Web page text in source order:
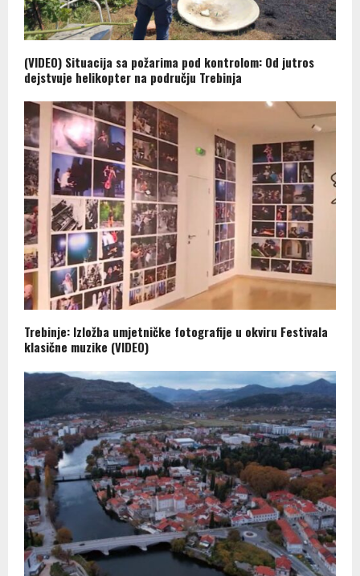
(VIDEO) Situacija sa požarima pod kontrolom: Od jutros
dejstvuje helikopter na području Trebinja
Trebinje: Izložba umjetničke fotografije u okviru Festivala
klasične muzike (VIDEO)